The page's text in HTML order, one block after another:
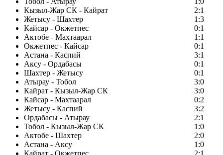
Кызыл-Жар СК - Кайрат
2:1
Жетысу - Шахтер
1:3
Кайсар - Окжетпес
0:1
Актобе - Махтаарал
1:1
Окжетпес - Кайсар
0:1
Астана - Каспий
3:1
Аксу - Ордабасы
0:1
Шахтер - Жетысу
0:1
Атырау - Тобол
3:0
Кайрат - Кызыл-Жар СК
3:0
Кайсар - Махтаарал
0:2
Жетысу - Каспий
3:2
Ордабасы - Атырау
2:1
Тобол - Кызыл-Жар СК
1:0
Актобе - Шахтер
2:0
Астана - Аксу
1:0